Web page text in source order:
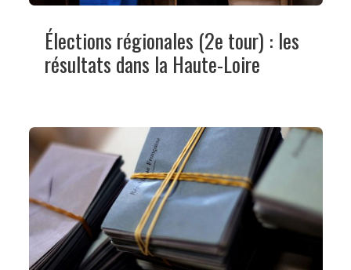
Élections régionales (2e tour) : les
résultats dans la Haute-Loire